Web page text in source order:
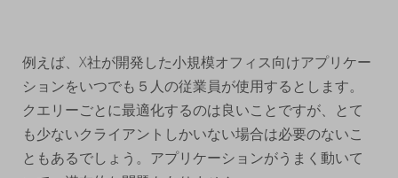
例えば、X社が開発した小規模オフィス向けアプリケー
ションをいつでも５人の従業員が使用するとします。
クエリーごとに最適化するのは良いことですが、とて
も少ないクライアントしかいない場合は必要のないこ
ともあるでしょう。アプリケーションがうまく動いて